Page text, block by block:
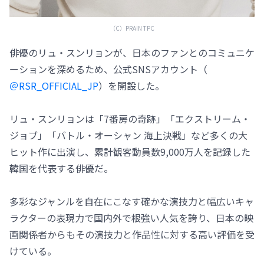
（C）PRAIN TPC
俳優のリュ・スンリョンが、日本のファンとのコミュニケ
ーションを深めるため、公式SNSアカウント（
＠RSR_OFFICIAL_JP）を開設した。
リュ・スンリョンは「7番房の奇跡」「エクストリーム・
ジョブ」「バトル・オーシャン 海上決戦」など多くの大
ヒット作に出演し、累計観客動員数9,000万人を記録した
韓国を代表する俳優だ。
多彩なジャンルを自在にこなす確かな演技力と幅広いキャ
ラクターの表現力で国内外で根強い人気を誇り、日本の映
画関係者からもその演技力と作品性に対する高い評価を受
けている。